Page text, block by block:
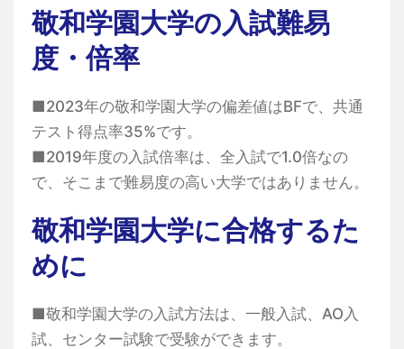
敬和学園大学の入試難易
度・倍率
■2023年の敬和学園大学の偏差値はBFで、共通
テスト得点率35%です。
■2019年度の入試倍率は、全入試で1.0倍なの
で、そこまで難易度の高い大学ではありません。
敬和学園大学に合格するた
めに
■敬和学園大学の入試方法は、一般入試、AO入
試、センター試験で受験ができます。